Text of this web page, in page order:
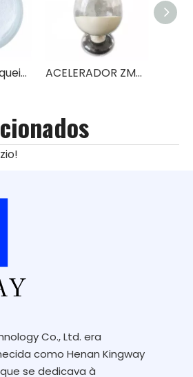
Agente anti-queimadura de borracha CTP (PVI) ACELERADOR ZMBT
Co., Ltd. era
como Henan Kingway
se dedicava à